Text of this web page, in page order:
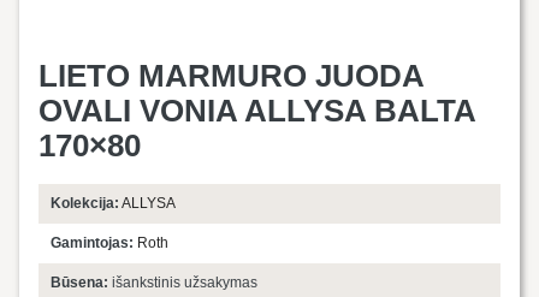
LIETO MARMURO JUODA
OVALI VONIA ALLYSA BALTA
170×80
Kolekcija: ALLYSA
Gamintojas: Roth
Būsena: išankstinis užsakymas